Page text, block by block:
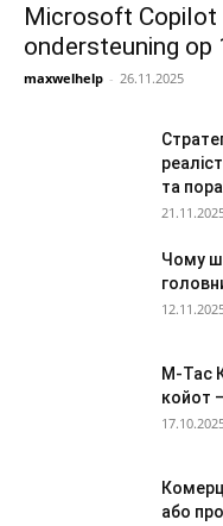
Microsoft Copilot
ondersteuning op
maxwelhelp - 26.11.2025
та
Чому
M-Tac
койот
або